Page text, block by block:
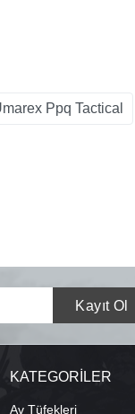
Ppq Tactical
KATEGORİLER
Av Tüfekleri